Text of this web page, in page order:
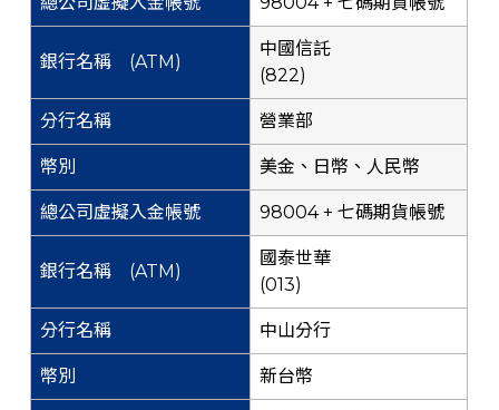
中國信託
(822)
營業部
美金、日幣、人民幣
98004 + 七碼期貨帳號
國泰世華
(013)
中山分行
新台幣